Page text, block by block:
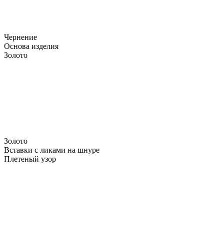
Чернение
Основа изделия
Золото
Золото
Вставки с ликами на шнуре
Плетеный узор